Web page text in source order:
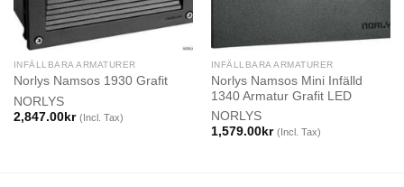
INFÄLLBARA ARMATURER
Norlys Namsos 1930 Grafit
NORLYS
2,847.00kr (Incl. Tax)
INFÄLLBARA ARMATURER
Norlys Namsos Mini Infälld
1340 Armatur Grafit LED
NORLYS
1,579.00kr (Incl. Tax)